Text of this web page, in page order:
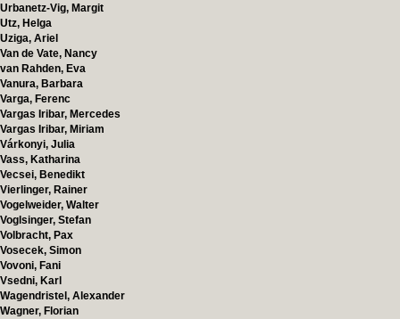
Urbanetz-Vig, Margit
Utz, Helga
Uziga, Ariel
Van de Vate, Nancy
van Rahden, Eva
Vanura, Barbara
Varga, Ferenc
Vargas Iribar, Mercedes
Vargas Iribar, Miriam
Várkonyi, Julia
Vass, Katharina
Vecsei, Benedikt
Vierlinger, Rainer
Vogelweider, Walter
Voglsinger, Stefan
Volbracht, Pax
Vosecek, Simon
Vovoni, Fani
Vsedni, Karl
Wagendristel, Alexander
Wagner, Florian